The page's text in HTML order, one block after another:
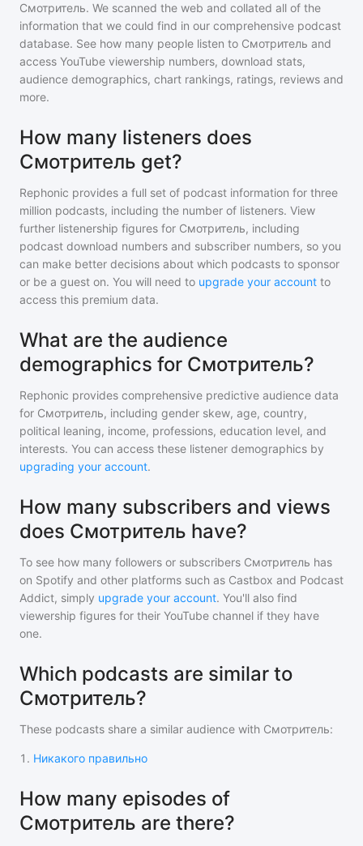
Смотритель. We scanned the web and collated all of the
information that we could find in our comprehensive podcast
database. See how many people listen to Смотритель and
access YouTube viewership numbers, download stats,
audience demographics, chart rankings, ratings, reviews and
more.
How many listeners does
Смотритель get?
Rephonic provides a full set of podcast information for three
million podcasts, including the number of listeners. View
further listenership figures for Смотритель, including
podcast download numbers and subscriber numbers, so you
can make better decisions about which podcasts to sponsor
or be a guest on. You will need to upgrade your account to
access this premium data.
What are the audience
demographics for Смотритель?
Rephonic provides comprehensive predictive audience data
for Смотритель, including gender skew, age, country,
political leaning, income, professions, education level, and
interests. You can access these listener demographics by
upgrading your account.
How many subscribers and views
does Смотритель have?
To see how many followers or subscribers Смотритель has
on Spotify and other platforms such as Castbox and Podcast
Addict, simply upgrade your account. You'll also find
viewership figures for their YouTube channel if they have
one.
Which podcasts are similar to
Смотритель?
These podcasts share a similar audience with Смотритель:
1 . Никакого правильно
How many episodes of
Смотритель are there?